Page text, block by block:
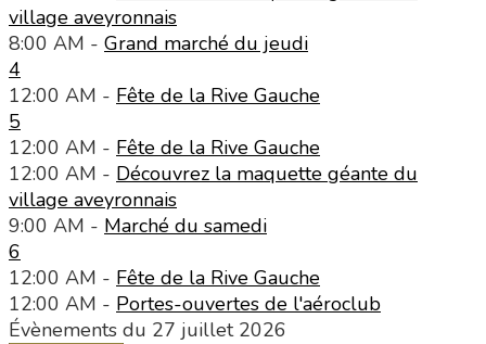
village aveyronnais
8:00 AM - Grand marché du jeudi
4
12:00 AM - Fête de la Rive Gauche
5
12:00 AM - Fête de la Rive Gauche
12:00 AM - Découvrez la maquette géante du
village aveyronnais
9:00 AM - Marché du samedi
6
12:00 AM - Fête de la Rive Gauche
12:00 AM - Portes-ouvertes de l'aéroclub
Évènements du 27 juillet 2026